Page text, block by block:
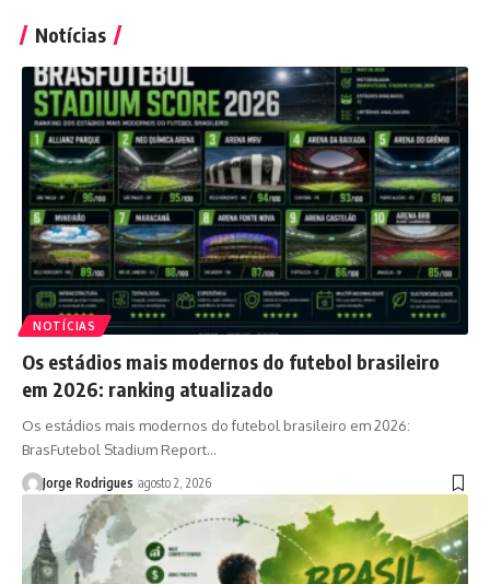
Notícias
NOTÍCIAS
Os estádios mais modernos do futebol brasileiro
em 2026: ranking atualizado
Os estádios mais modernos do futebol brasileiro em 2026:
BrasFutebol Stadium Report…
Jorge Rodrigues agosto 2, 2026